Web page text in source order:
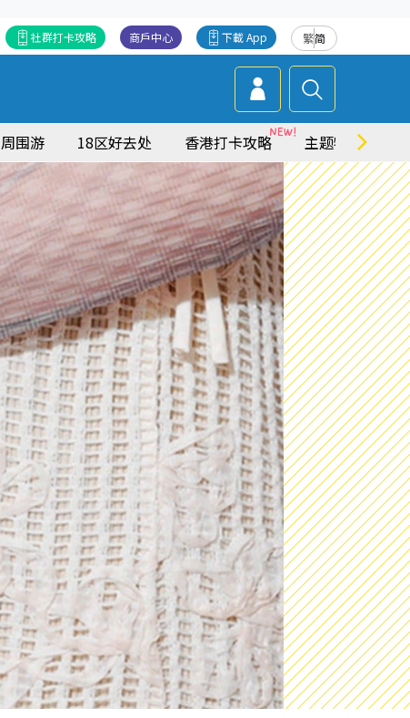
繁简
下載 App
商戶中心
社群打卡攻略
周围游 18区好去处 香港打卡攻略 主题特集